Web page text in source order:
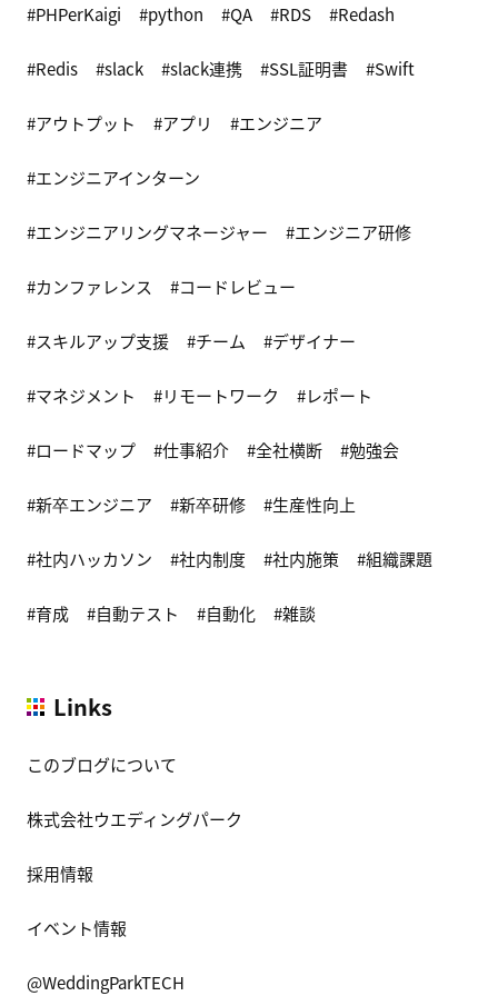
PHPerKaigi python QA RDS Redash
Redis slack slack連携 SSL証明書 Swift
アウトプット アプリ エンジニア
エンジニアインターン
エンジニアリングマネージャー エンジニア研修
カンファレンス コードレビュー
スキルアップ支援 チーム デザイナー
マネジメント リモートワーク レポート
ロードマップ 仕事紹介 全社横断 勉強会
新卒エンジニア 新卒研修 生産性向上
社内ハッカソン 社内制度 社内施策 組織課題
育成 自動テスト 自動化 雑談
Links
このブログについて
株式会社ウエディングパーク
採用情報
イベント情報
@WeddingParkTECH